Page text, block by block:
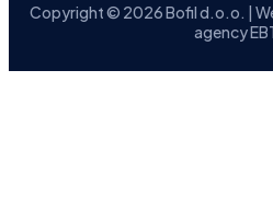
Copyright © 2026 Bofil d.o.o. |
agency